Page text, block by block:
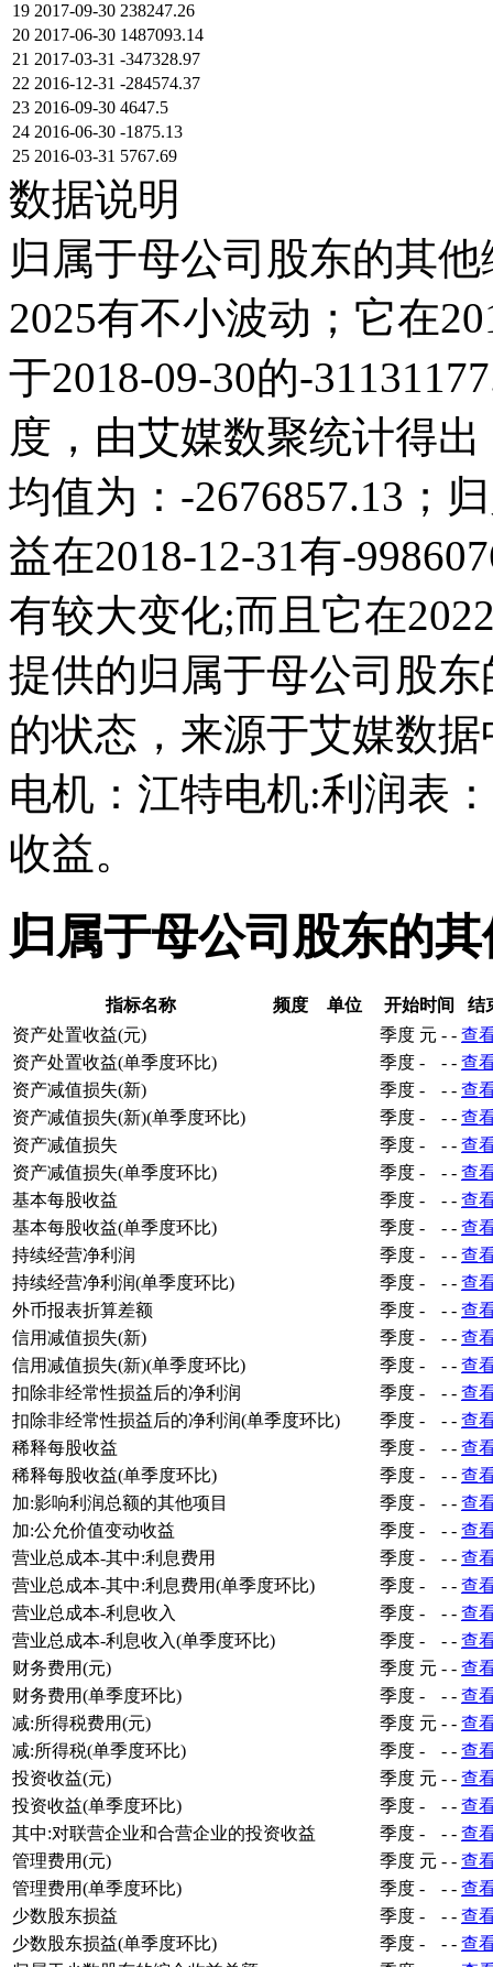
19 2017-09-30 238247.26
20 2017-06-30 1487093.14
21 2017-03-31 -347328.97
22 2016-12-31 -284574.37
23 2016-09-30 4647.5
24 2016-06-30 -1875.13
25 2016-03-31 5767.69
数据说明
归属于母公司股东的其
2025有不小波动；它在
于2018-09-30的-
度，由艾媒数聚统计得
均值为：-2676857.13；
益在2018-12-31有-
有较大变化;而且它在
提供的归属于母公司股
的状态，来源于艾媒数
电机：江特电机:利润表
收益。
归属于母公司股东的
指标名称 频度 单位 开始时间
结
资产处置收益(元)
季度 元 - - 查
资产处置收益(单季度环比)
季度 - - - 查
资产减值损失(新)
季度 - - - 查
资产减值损失(新)(单季度环比)
季度 - - - 查
资产减值损失
季度 - - - 查
资产减值损失(单季度环比)
季度 - - - 查
基本每股收益
季度 - - - 查
基本每股收益(单季度环比)
季度 - - - 查
持续经营净利润
季度 - - - 查
持续经营净利润(单季度环比)
季度 - - - 查
外币报表折算差额
季度 - - - 查
信用减值损失(新)
季度 - - - 查
信用减值损失(新)(单季度环比)
季度 - - - 查
扣除非经常性损益后的净利润
季度 - - - 查
扣除非经常性损益后的净利润(单季度环比)
季度 - - - 查
稀释每股收益
季度 - - - 查
稀释每股收益(单季度环比)
季度 - - - 查
加:影响利润总额的其他项目
季度 - - - 查
加:公允价值变动收益
季度 - - - 查
营业总成本-其中:利息费用
季度 - - - 查
营业总成本-其中:利息费用(单季度环比)
季度 - - - 查
营业总成本-利息收入
季度 - - - 查
营业总成本-利息收入(单季度环比)
季度 - - - 查
财务费用(元)
季度 元 - - 查
财务费用(单季度环比)
季度 - - - 查
减:所得税费用(元)
季度 元 - - 查
减:所得税(单季度环比)
季度 - - - 查
投资收益(元)
季度 元 - - 查
投资收益(单季度环比)
季度 - - - 查
其中:对联营企业和合营企业的投资收益
季度 - - - 查
管理费用(元)
季度 元 - - 查
管理费用(单季度环比)
季度 - - - 查
少数股东损益
季度 - - - 查
少数股东损益(单季度环比)
季度 - - - 查